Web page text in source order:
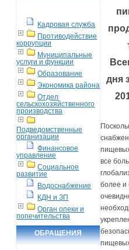
Кадровая служба
Противодействие
коррупции
Муниципальные
услуги и функции
Образование
Экономика района
Отдел
сельскохозяйственного
производства
Подведомственные
организации
Финансовое
управление
Социальное
развитие
Водоснабжение
КДН и ЗП
Орган опеки и
попечительства
ОБРАЩЕНИЯ
дня
все
более и